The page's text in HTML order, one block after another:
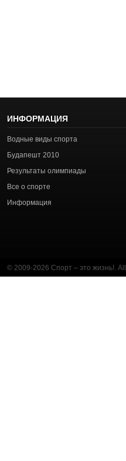
ИНФОРМАЦИЯ
Водные виды спорта
Будапешт 2010
Результаты олимпиады
Все о спорте
Информация
© 2009-2026 Спорт – это жизнь!.